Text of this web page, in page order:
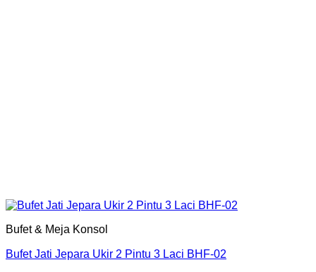
Bufet & Meja Konsol
Bufet Jati Jepara Ukir 2 Pintu 3 Laci BHF-02